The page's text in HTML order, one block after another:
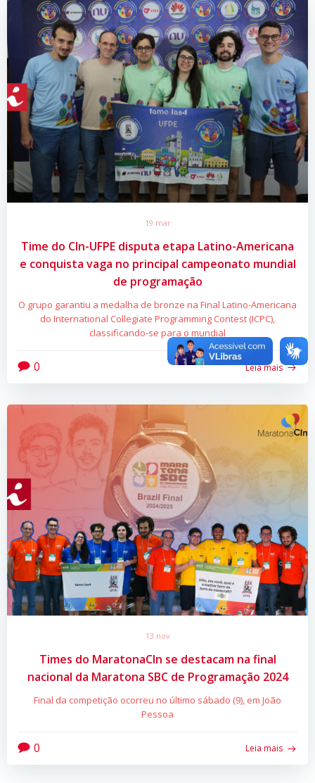
19 mar
Time do CIn-UFPE disputa etapa Latino-Americana
e conquista vaga no principal campeonato mundial
de programação
O grupo garantiu a medalha de bronze na Final Latino-Americana
do International Collegiate Programming Contest (ICPC),
classificando-se para o mundial
0 Leia mais
13 nov
Times do MaratonaCIn se destacam na final
nacional da Maratona SBC de Programação 2024
Final da competição ocorreu no último sábado (9), em João
Pessoa
0 Leia mais